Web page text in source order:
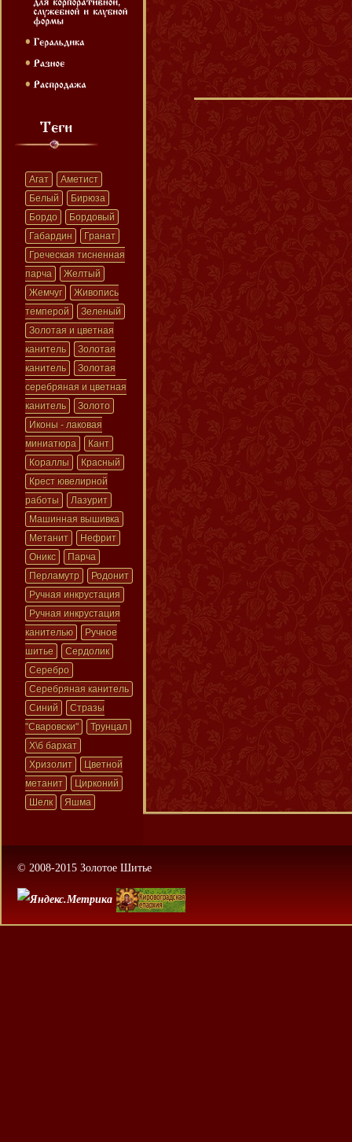
Агат
Аметист
Белый
Бирюза
Бордо
Бордовый
Габардин
Гранат
Греческая тисненная
парча
Желтый
Жемчуг
Живопись
темперой
Зеленый
Золотая и цветная
канитель
Золотая
канитель
Золотая
серебряная и цветная
канитель
Золото
Иконы - лаковая
миниатюра
Кант
Кораллы
Красный
Крест ювелирной
работы
Лазурит
Машинная вышивка
Метанит
Нефрит
Оникс
Парча
Перламутр
Родонит
Ручная инкрустация
Ручная инкрустация
канителью
Ручное
шитье
Сердолик
Серебро
Серебряная канитель
Синий
Стразы
"Сваровски"
Трунцал
Х\б бархат
Хризолит
Цветной
метанит
Цирконий
Шелк
Яшма
© 2008-2015 Золотое Шитье